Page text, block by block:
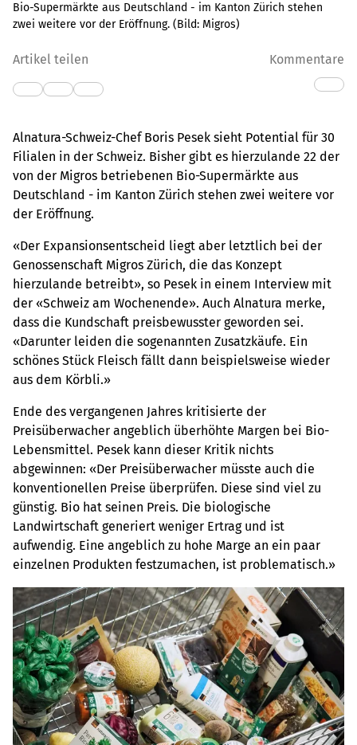
Bio-Supermärkte aus Deutschland - im Kanton Zürich stehen
zwei weitere vor der Eröffnung. (Bild: Migros)
Artikel teilen Kommentare
Alnatura-Schweiz-Chef Boris Pesek sieht Potential für 30
Filialen in der Schweiz. Bisher gibt es hierzulande 22 der
von der Migros betriebenen Bio-Supermärkte aus
Deutschland - im Kanton Zürich stehen zwei weitere vor
der Eröffnung.
«Der Expansionsentscheid liegt aber letztlich bei der
Genossenschaft Migros Zürich, die das Konzept
hierzulande betreibt», so Pesek in einem Interview mit
der «Schweiz am Wochenende». Auch Alnatura merke,
dass die Kundschaft preisbewusster geworden sei.
«Darunter leiden die sogenannten Zusatzkäufe. Ein
schönes Stück Fleisch fällt dann beispielsweise wieder
aus dem Körbli.»
Ende des vergangenen Jahres kritisierte der
Preisüberwacher angeblich überhöhte Margen bei Bio-
Lebensmittel. Pesek kann dieser Kritik nichts
abgewinnen: «Der Preisüberwacher müsste auch die
konventionellen Preise überprüfen. Diese sind viel zu
günstig. Bio hat seinen Preis. Die biologische
Landwirtschaft generiert weniger Ertrag und ist
aufwendig. Eine angeblich zu hohe Marge an ein paar
einzelnen Produkten festzumachen, ist problematisch.»